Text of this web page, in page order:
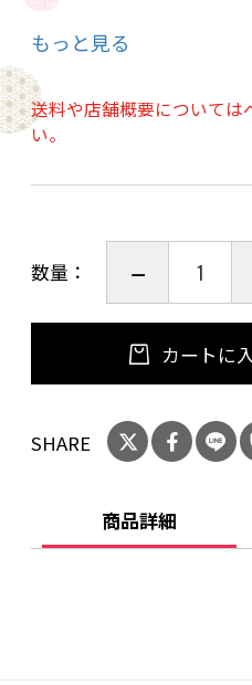
予めご承知おきください
もっと見る
送料や店舗概要については
い。
数量：
カートに
SHARE
商品詳細